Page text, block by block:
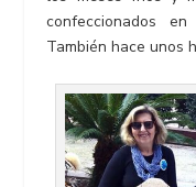
confeccionados
También hace unos